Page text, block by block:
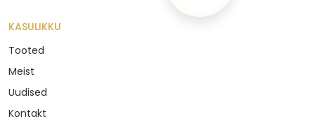
KASULIKKU
Tooted
Meist
Uudised
Kontakt